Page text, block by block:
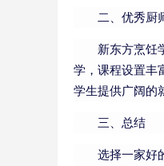
二、优秀厨
新东方烹饪
学，课程设置丰
学生提供广阔的
三、总结
选择一家好